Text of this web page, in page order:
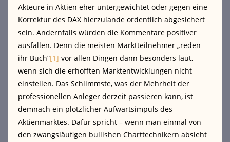
Akteure in Aktien eher untergewichtet oder gegen eine
Korrektur des DAX hierzulande ordentlich abgesichert
sein. Andernfalls würden die Kommentare positiver
ausfallen. Denn die meisten Marktteilnehmer „reden
ihr Buch“[1] vor allen Dingen dann besonders laut,
wenn sich die erhofften Marktentwicklungen nicht
einstellen. Das Schlimmste, was der Mehrheit der
professionellen Anleger derzeit passieren kann, ist
demnach ein plötzlicher Aufwärtsimpuls des
Aktienmarktes. Dafür spricht – wenn man einmal von
den zwangsläufigen bullishen Charttechnikern absieht